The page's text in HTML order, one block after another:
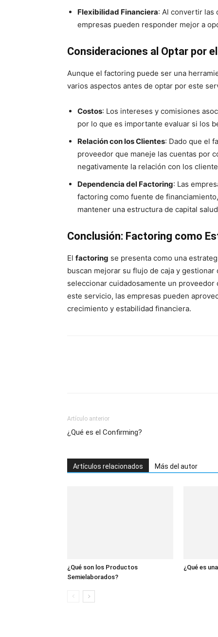
Flexibilidad Financiera: Al convertir las
empresas pueden responder mejor a
Consideraciones al Optar por
Aunque el factoring puede ser una
varios aspectos antes de optar por este
Costos: Los intereses y comisiones
por lo que es importante evaluar si los
Relación con los Clientes: Dado que el
proveedor que maneje las cuentas por
negativamente la relación con los
Dependencia del Factoring: Las
factoring como fuente de
mantener una estructura de capital
Conclusión: Factoring como
El factoring se presenta como una
buscan mejorar su flujo de caja y
seleccionar cuidadosamente un
este servicio, las empresas pueden
crecimiento y estabilidad financiera.
Artículo anterior
¿Qué es el Confirming?
Artículos relacionados Más del autor
¿Qué son los Productos
Semielaborados?
¿Qué es